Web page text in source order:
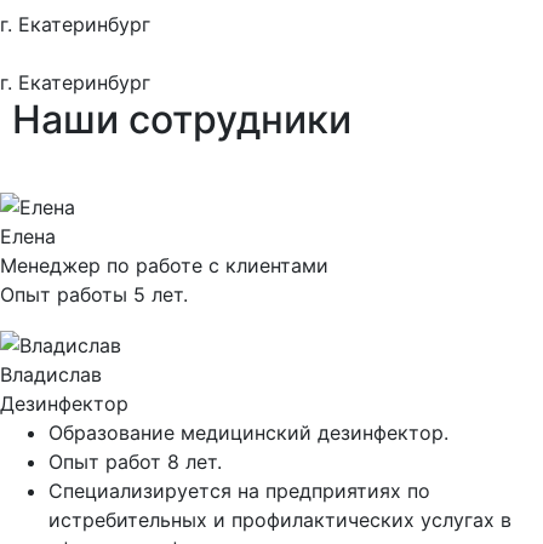
г. Екатеринбург
г. Екатеринбург
Наши сотрудники
Елена
Менеджер по работе с клиентами
Опыт работы 5 лет.
Владислав
Дезинфектор
Образование медицинский дезинфектор.
Опыт работ 8 лет.
Специализируется на предприятиях по
истребительных и профилактических услугах в